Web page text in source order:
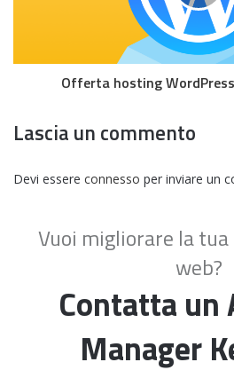
Offerta hosting
Lascia un commento
Devi essere connesso per inviare un
Vuoi migliorare la
web?
Contatta un
Manager